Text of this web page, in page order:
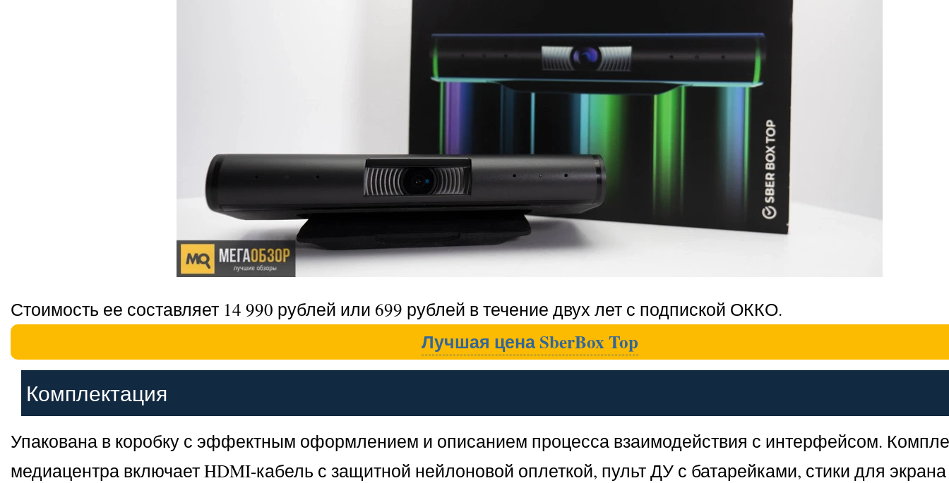
Стоимость ее составляет 14 990 рублей или 699 рублей в течение двух лет с подпиской ОККО.
Лучшая цена SberBox Top
Комплектация
Упакована в коробку с эффектным оформлением и описанием процесса взаимодействия с интерфейсом.
медиацентра включает HDMI-кабель с защитной нейлоновой оплеткой, пульт ДУ с батарейками, стики для